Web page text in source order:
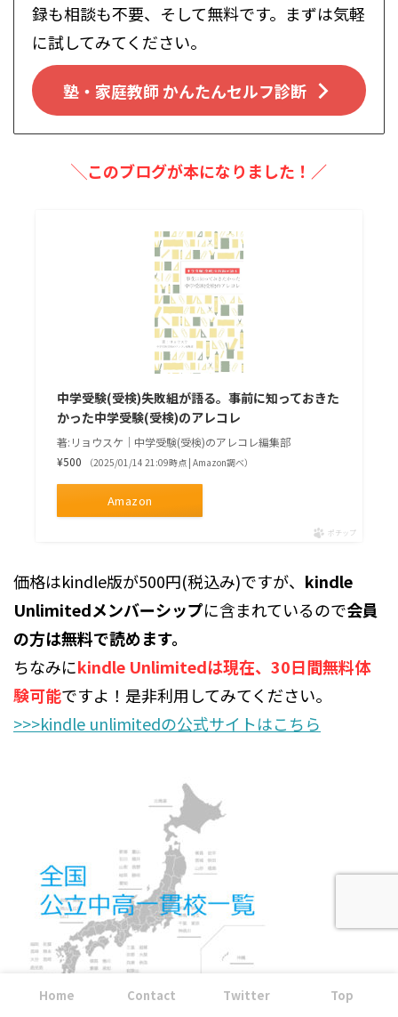
録も相談も不要、そして無料です。まずは気軽
に試してみてください。
塾・家庭教師 かんたんセルフ診断
╲このブログが本になりました！／
中学受験(受検)失敗組が語る。事前に知っておきた
かった中学受験(受検)のアレコレ
著:リョウスケ｜中学受験(受検)のアレコレ編集部
¥500
（2025/01/14 21:09時点 | Amazon調べ）
Amazon
ポチップ
価格はkindle版が500円(税込み)ですが、 kindle
Unlimitedメンバーシップに含まれているので会員
の方は無料で読めます。
ちなみにkindle Unlimitedは現在、30日間無料体
験可能ですよ！是非利用してみてください。
>>>kindle unlimitedの公式サイトはこちら
Home Contact Twitter Top